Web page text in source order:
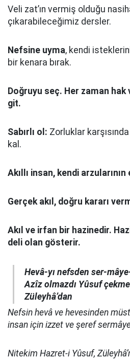
Veli zat’ın vermiş olduğu
çıkarabileceğimiz dersler.
Nefsine uyma, kendi
bir kenara bırak.
Doğruyu seç. Her zaman
git.
Sabırlı ol: Zorluklar
kal.
Akıllı insan, kendi
Gerçek akıl, doğru kararı
Akıl ve irfan bir hazinedir.
deli olan gösterir.
Hevâ-yı nefsden ser-
Azîz olmazdı Yûsuf
Züleyhâ’dan
Nefsin hevâ ve hevesinden
insan için izzet ve şeref
Nitekim Hazret-i Yûsuf,